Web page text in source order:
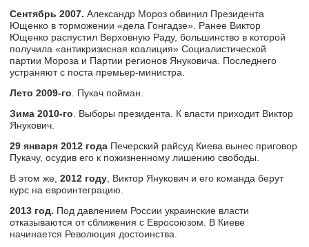
Сентябрь 2007. Александр Мороз обвинил Президента
Ющенко в торможении «дела Гонгадзе». Ранее Виктор
Ющенко распустил Верховную Раду, большинство в которой
получила «антикризисная коалиция» Социалистической
партии Мороза и Партии регионов Януковича. Последнего
устраняют с поста премьер-министра.
Лето 2009-го . Пукач пойман.
Зима 2010-го . Выборы президента. К власти приходит Виктор
Янукович.
29 января 2012 года Печерский райсуд Киева вынес приговор
Пукачу, осудив его к пожизненному лишению свободы.
В этом же,2012 году , Виктор Янукович и его команда берут
курс на евроинтеграцию.
2013 год. Под давлением России украинские власти
отказываются от сближения с Евросоюзом. В Киеве
начинается Революция достоинства.